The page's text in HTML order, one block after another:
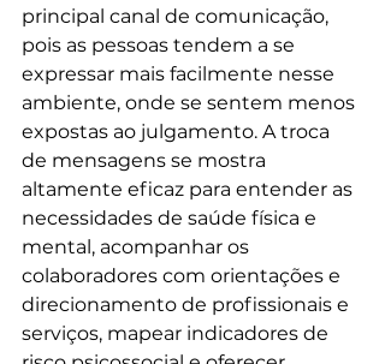
principal canal de comunicação,
pois as pessoas tendem a se
expressar mais facilmente nesse
ambiente, onde se sentem menos
expostas ao julgamento. A troca
de mensagens se mostra
altamente eficaz para entender as
necessidades de saúde física e
mental, acompanhar os
colaboradores com orientações e
direcionamento de profissionais e
serviços, mapear indicadores de